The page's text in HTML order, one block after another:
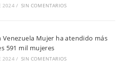
2024 / SIN COMENTARIOS
Venezuela Mujer ha atendido más
591 mil mujeres
2024 / SIN COMENTARIOS